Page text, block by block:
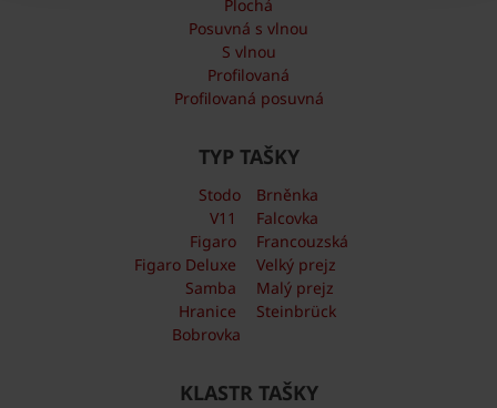
Plochá
Posuvná s vlnou
S vlnou
Profilovaná
Profilovaná posuvná
TYP TAŠKY
Stodo
V11
Figaro
Figaro Deluxe
Samba
Hranice
Bobrovka
Brněnka
Falcovka
Francouzská
Velký prejz
Malý prejz
Steinbrück
KLASTR TAŠKY